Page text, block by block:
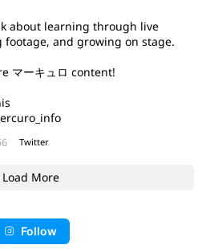
about learning through live
footage, and growing on stage.
マーキュロ content!
Twitter
Load More
Follow